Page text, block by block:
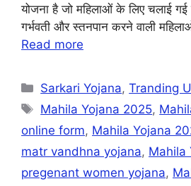
योजना है जो महिलाओं के लिए चलाई गई
गर्भवती और स्तनपान करने वाली
Read more
Sarkari Yojana,Tranding
Mahila Yojana 2025,
online form, Mahila Yojana
matr vandhna yojana, Mahila
pregenant women yojana,